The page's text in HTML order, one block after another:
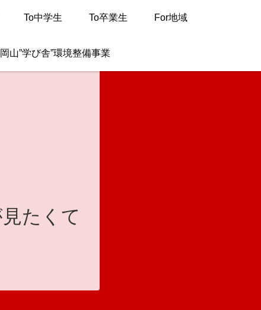
To中学生 To卒業生 For地域
山”学び舎”環境整備事業
たくて